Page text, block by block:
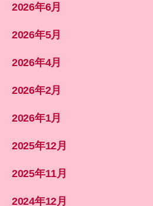
2026年6月
2026年5月
2026年4月
2026年2月
2026年1月
2025年12月
2025年11月
2024年12月